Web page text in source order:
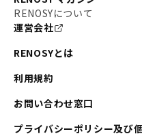
RENOSYについて
運営会社
RENOSYとは
利用規約
お問い合わせ窓口
プライバシーポリシー及び